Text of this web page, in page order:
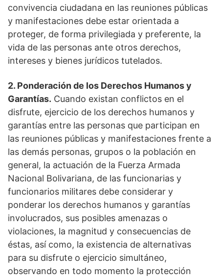
convivencia ciudadana en las reuniones públicas
y manifestaciones debe estar orientada a
proteger, de forma privilegiada y preferente, la
vida de las personas ante otros derechos,
intereses y bienes jurídicos tutelados.
2. Ponderación de los Derechos Humanos y
Garantías. Cuando existan conflictos en el
disfrute, ejercicio de los derechos humanos y
garantías entre las personas que participan en
las reuniones públicas y manifestaciones frente a
las demás personas, grupos o la población en
general, la actuación de la Fuerza Armada
Nacional Bolivariana, de las funcionarias y
funcionarios militares debe considerar y
ponderar los derechos humanos y garantías
involucrados, sus posibles amenazas o
violaciones, la magnitud y consecuencias de
éstas, así como, la existencia de alternativas
para su disfrute o ejercicio simultáneo,
observando en todo momento la protección